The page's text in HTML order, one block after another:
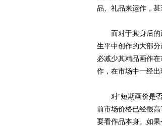
品、礼品来运作，
而对于其身后的画
生平中创作的大部
必减少其精品画作
作，在市场中一经出
对“短期画价是否
前市场价格已经很
要看作品本身。如